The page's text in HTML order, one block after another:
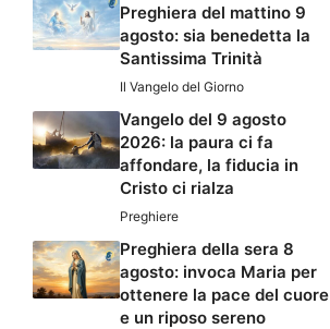
Preghiera del mattino 9
agosto: sia benedetta la
Santissima Trinità
Il Vangelo del Giorno
Vangelo del 9 agosto
2026: la paura ci fa
affondare, la fiducia in
Cristo ci rialza
Preghiere
Preghiera della sera 8
agosto: invoca Maria per
ottenere la pace del cuore
e un riposo sereno